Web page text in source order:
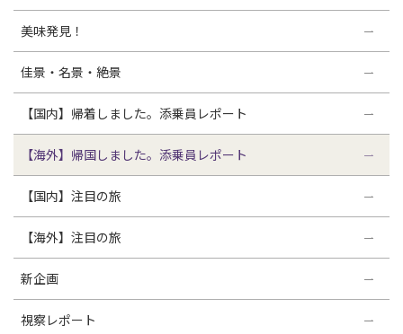
美味発見！
佳景・名景・絶景
【国内】帰着しました。添乗員レポート
【海外】帰国しました。添乗員レポート
【国内】注目の旅
【海外】注目の旅
新企画
視察レポート